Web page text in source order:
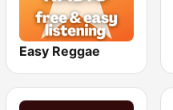
Easy Reggae